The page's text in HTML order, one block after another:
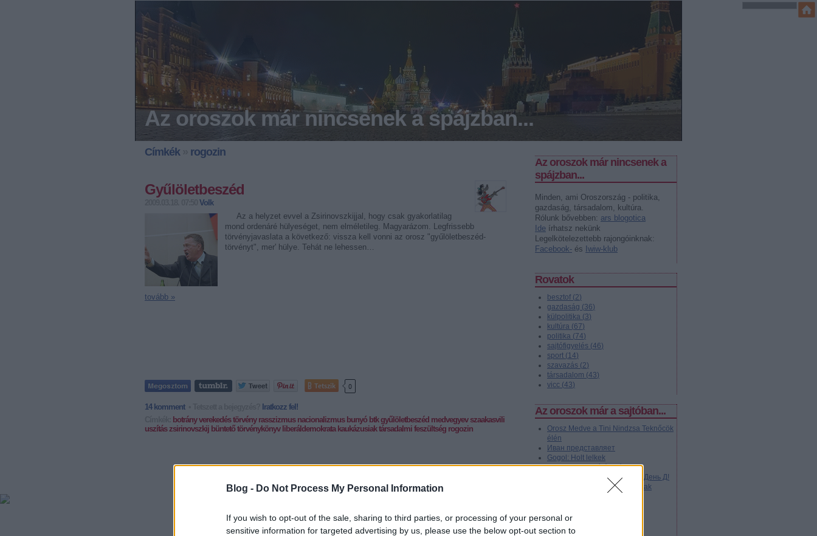
Blog - Do Not Process My Personal Information
If you wish to opt-out of the sale, sharing to third parties, or processing of your personal or
sensitive information for targeted advertising by us, please use the below opt-out section to
Az oroszok már nincsenek a spájzban...
Az oroszok már nincsenek a
spájzban...
Minden, ami Oroszország - politika,
gazdaság, társadalom, kultúra.
Rólunk bővebben: ars blogotica
Ide írhatsz nekünk
Legelkötelezettebb rajongóinknak:
Facebook- és Iwiw-klub
Rovatok
besztof (2)
gazdaság (36)
külpolitika (3)
kultúra (67)
politika (74)
sajtófigyelés (46)
sport (14)
szavazás (2)
társadalom (43)
vicc (43)
Az oroszok már a sajtóban...
Orosz Medve a Tini Nindzsa Teknőcök
élén
Иван представляет
Gogol: Holt lelkek
A Kandinszkij-díj árnyéka
Komman... akarom mondani: День Д!
Moszkva közepén szlalomoztak
Autogram Jurij Gagarintól
Sztálin pimp
Címkék» rogozin
Gyűlöletbeszéd
Volk
Az a helyzet evvel a Zsirinovszkijjal, hogy csak gyakorlatilag
mond ordenáré hülyeséget, nem elméletileg. Magyarázom. Legfrissebb
törvényjavaslata a következő: vissza kell vonni az orosz "gyűlöletbeszéd-
törvényt", mer' hülye. Tehát ne lehessen…
tovább »
Tetszik 0
14komment• Tetszett a bejegyzés?
Iratkozz fel!
botrány verekedés törvény rasszizmus nacionalizmus bunyó btk gyűlöletbeszéd medvegyev szaakasvili
uszítás zsirinovszkij büntető törvénykönyv liberáldemokrata kaukázusiak társadalmi feszültség rogozin